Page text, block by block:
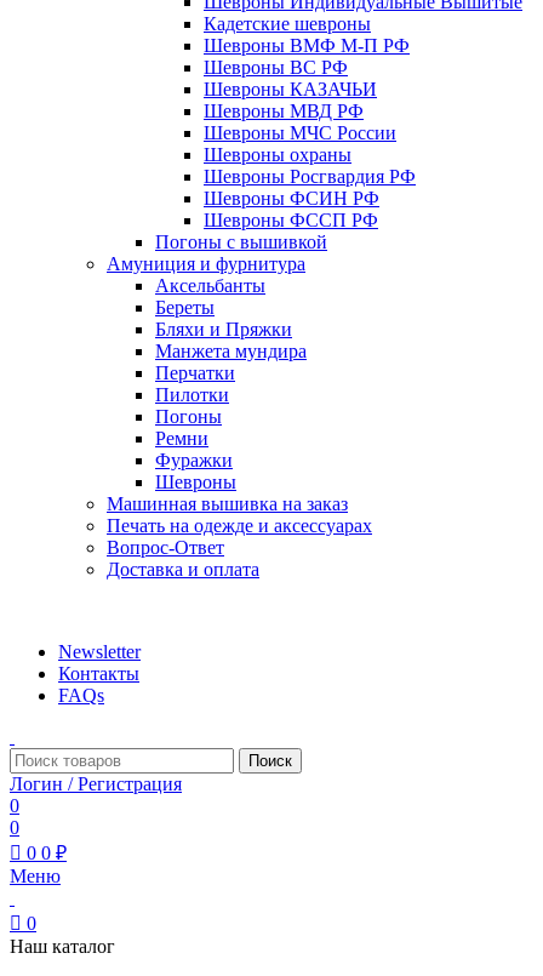
Кадетские шевроны
Шевроны ВМФ М-П РФ
Шевроны ВС РФ
Шевроны КАЗАЧЬИ
Шевроны МВД РФ
Шевроны МЧС России
Шевроны охраны
Шевроны Росгвардия РФ
Шевроны ФСИН РФ
Шевроны ФССП РФ
Погоны с вышивкой
Амуниция и фурнитура
Аксельбанты
Береты
Бляхи и Пряжки
Манжета мундира
Перчатки
Пилотки
Погоны
Ремни
Фуражки
Шевроны
Машинная вышивка на заказ
Печать на одежде и аксессуарах
Вопрос-Ответ
Доставка и оплата
Newsletter
Контакты
FAQs
Поиск
Логин / Регистрация
0
0
0 0 ₽
Меню
0
Наш каталог